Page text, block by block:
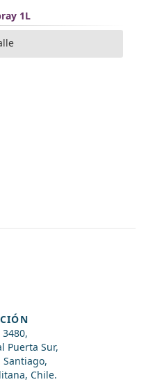
1L
Puerta Sur,
Santiago,
Chile.